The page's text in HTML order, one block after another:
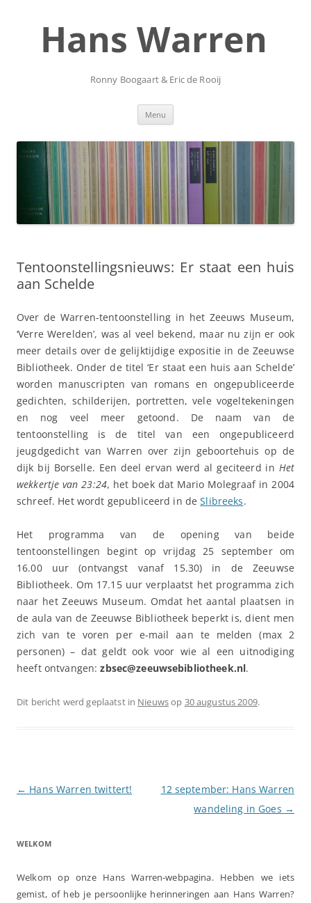
inhoudHans Warren
Ronny Boogaart & Eric de Rooij
Menu
Tentoonstellingsnieuws: Er staat een huis
aan Schelde
Over de Warren-tentoonstelling in het Zeeuws Museum,
‘Verre Werelden’, was al veel bekend, maar nu zijn er ook
meer details over de gelijktijdige expositie in de Zeeuwse
Bibliotheek. Onder de titel ‘Er staat een huis aan Schelde’
worden manuscripten van romans en ongepubliceerde
gedichten, schilderijen, portretten, vele vogeltekeningen
en nog veel meer getoond. De naam van de
tentoonstelling is de titel van een ongepubliceerd
jeugdgedicht van Warren over zijn geboortehuis op de
dijk bij Borselle. Een deel ervan werd al geciteerd in Het
wekkertje van 23:24, het boek dat Mario Molegraaf in 2004
schreef. Het wordt gepubliceerd in deSlibreeks.
Het programma van de opening van beide
tentoonstellingen begint op vrijdag 25 september om
16.00 uur (ontvangst vanaf 15.30) in de Zeeuwse
Bibliotheek. Om 17.15 uur verplaatst het programma zich
naar het Zeeuws Museum. Omdat het aantal plaatsen in
de aula van de Zeeuwse Bibliotheek beperkt is, dient men
zich van te voren per e-mail aan te melden (max 2
personen) – dat geldt ook voor wie al een uitnodiging
heeft ontvangen:zbsec@zeeuwsebibliotheek.nl.
Dit bericht werd geplaatst in Nieuwsop 30 augustus 2009.
Berichtnavigatie
← Hans Warren twittert!
12 september: Hans Warren
wandeling in Goes →
WELKOM
Welkom op onze Hans Warren-webpagina. Hebben we iets
gemist, of heb je persoonlijke herinneringen aan Hans Warren?